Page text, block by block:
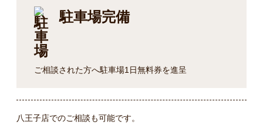
駐車場完備
ご相談された方へ駐車場1日無料券を進呈
八王子店でのご相談も可能です。